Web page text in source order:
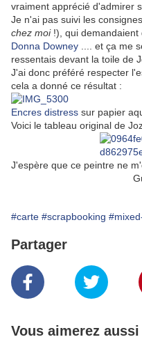
vraiment apprécié d'admirer
Je n'ai pas suivi les
chez moi!), qui demandaient
Donna Downey .... et ça me
ressentais devant la toile de
J'ai donc préféré respecter
cela a donné ce résultat :
Encres distress sur papier
Voici le tableau original de
J'espère que ce peintre ne
#carte #scrapbooking
Partager
Vous aimerez aussi